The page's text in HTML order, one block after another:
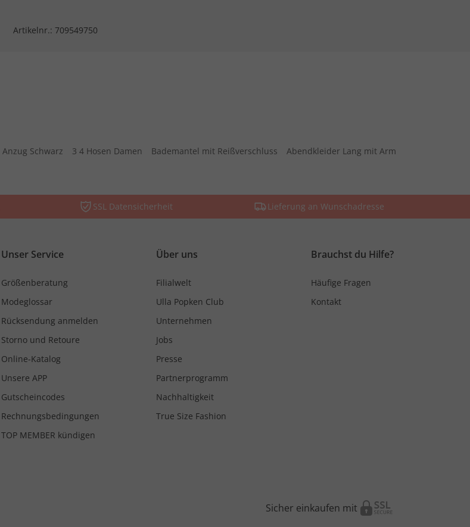
Artikelnr.: 709549750
Anzug Schwarz 3 4 Hosen Damen Bademantel mit Reißverschluss
Abendkleider Lang mit Arm
SSL Datensicherheit Lieferung an Wunschadresse
Unser Service
Größenberatung
Modeglossar
Rücksendung anmelden
Storno und Retoure
Online-Katalog
Unsere APP
Gutscheincodes
Rechnungsbedingungen
TOP MEMBER kündigen
Über uns
Filialwelt
Ulla Popken Club
Unternehmen
Jobs
Presse
Partnerprogramm
Nachhaltigkeit
True Size Fashion
Brauchst du Hilfe?
Häufige Fragen
Kontakt
Sicher einkaufen mit